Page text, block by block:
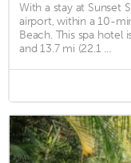
With a stay at Sunset
airport, within a 10-
Beach. This spa hotel
and 13.7 mi (22.1 ...